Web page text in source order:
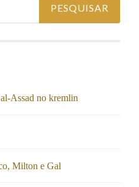
Assad no kremlin
Milton e Gal